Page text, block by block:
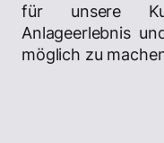
für unsere
Anlageerlebnis
möglich zu